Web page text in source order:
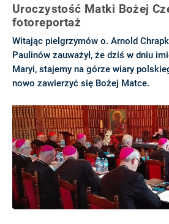
Uroczystość Matki Bożej
fotoreportaż
Witając pielgrzymów o. Arnold
Paulinów zauważył, że dziś w dniu
Maryi, stajemy na górze wiary
nowo zawierzyć się Bożej Matce.